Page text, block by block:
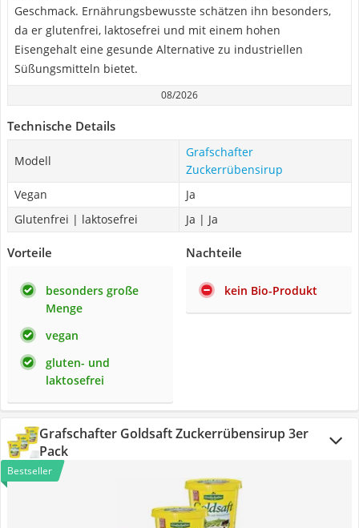
Geschmack. Ernährungsbewusste schätzen ihn besonders,
da er glutenfrei, laktosefrei und mit einem hohen
Eisengehalt eine gesunde Alternative zu industriellen
Süßungsmitteln bietet.
08/2026
Technische Details
Modell
‎Grafschafter
Zuckerrübensirup
Vegan
Ja
Glutenfrei | laktosefrei
Ja | Ja
Vorteile
besonders große
Menge
vegan
gluten- und
laktosefrei
Nachteile
kein Bio-Produkt
Grafschafter Goldsaft Zuckerrübensirup 3er
Pack
Bestseller